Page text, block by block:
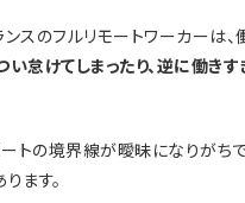
ンスのフルリモートワーカー
い怠けてしまったり、逆に働きす
の境界線が曖昧になりがちで
ます。